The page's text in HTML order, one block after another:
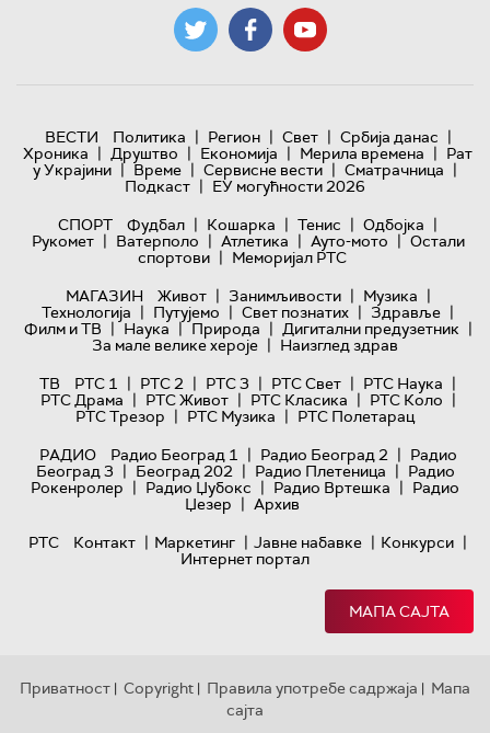
ВЕСТИ Политика | Регион | Свет | Србија данас |
Хроника | Друштво | Економија | Мерила времена | Рат
у Украјини | Време | Сервисне вести | Сматрачница |
Подкаст | ЕУ могућности 2026
СПОРТ
Фудбал | Кошарка | Тенис | Одбојка |
Рукомет | Ватерполо | Атлетика | Ауто-мото | Остали
спортови | Меморијал РТС
МАГАЗИН
Живот | Занимљивости | Музика |
Технологијa | Путујемо | Свет познатих | Здравље |
Филм и ТВ | Наука | Природа | Дигитални предузетник |
За мале велике хероје | Наизглед здрав
ТВ
РТС 1 | РТС 2 | РТС 3 | РТС Свет | РТС Наука |
РТС Драма | РТС Живот | РТС Класика | РТС Коло |
РТС Трезор | РТС Музика | РТС Полетарац
РАДИО
Радио Београд 1 | Радио Београд 2 | Радио
Београд 3 | Београд 202 | Радио Плетеница | Радио
Рокенролер | Радио Џубокс | Радио Вртешка | Радио
Џезер | Архив
РТС
Контакт | Маркетинг | Јавне набавке | Конкурси |
Интернет портал
МАПА САЈТА
Приватност | Copyright | Правила употребе садржаја | Мапа
сајта